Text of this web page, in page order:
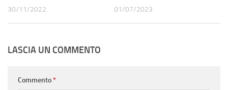
30/11/2022 01/07/2023
LASCIA UN COMMENTO
Commento*